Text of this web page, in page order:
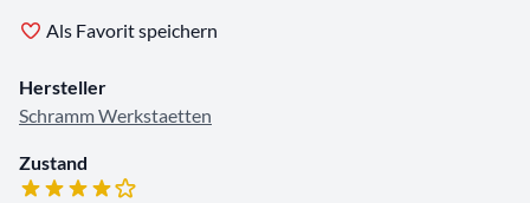
Als Favorit speichern
Hersteller
Schramm Werkstaetten
Zustand